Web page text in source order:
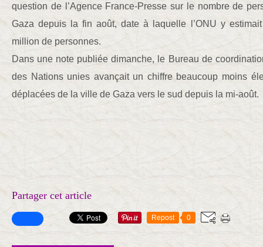
question de l’Agence France-Presse sur le nombre de
Gaza depuis la fin août, date à laquelle l’ONU y
million de personnes.
Dans une note publiée dimanche, le Bureau de
des Nations unies avançait un chiffre beaucoup moins
déplacées de la ville de Gaza vers le sud depuis la mi-août.
Partager cet article
Repost 0